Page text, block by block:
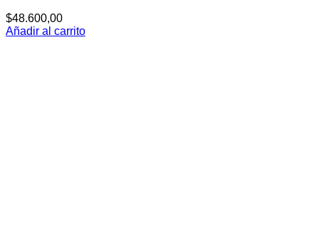
$48.600,00
Añadir al carrito